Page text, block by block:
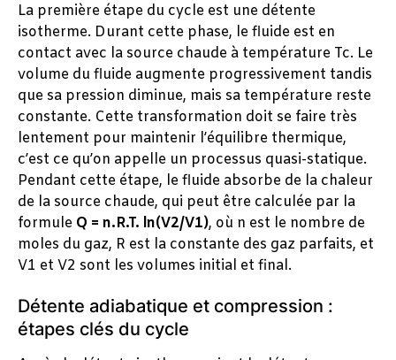
La première étape du cycle est une détente
isotherme. Durant cette phase, le fluide est en
contact avec la source chaude à température Tc. Le
volume du fluide augmente progressivement tandis
que sa pression diminue, mais sa température reste
constante. Cette transformation doit se faire très
lentement pour maintenir l’équilibre thermique,
c’est ce qu’on appelle un processus quasi-statique.
Pendant cette étape, le fluide absorbe de la chaleur
de la source chaude, qui peut être calculée par la
formule Q = n.R.T. ln(V2/V1), où n est le nombre de
moles du gaz, R est la constante des gaz parfaits, et
V1 et V2 sont les volumes initial et final.
Détente adiabatique et compression :
étapes clés du cycle